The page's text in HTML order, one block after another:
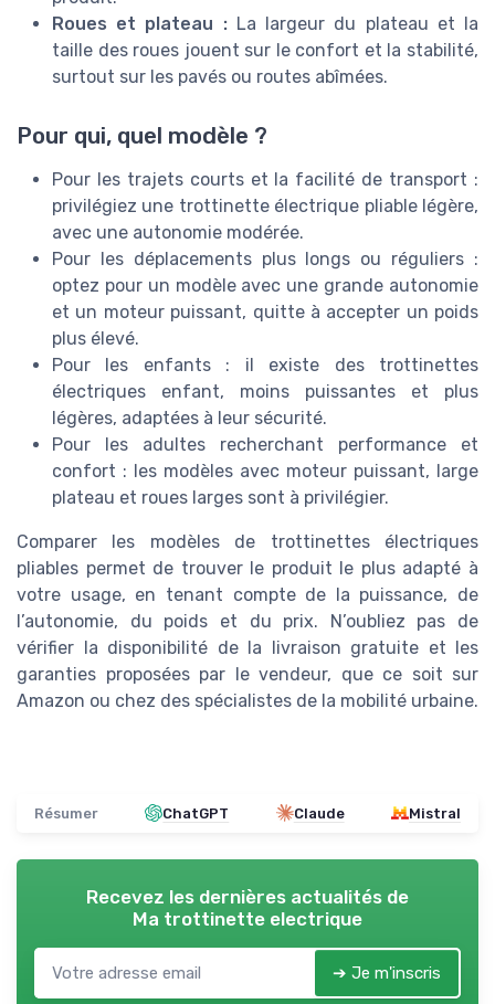
Roues et plateau :La largeur du plateau et la
taille des roues jouent sur le confort et la stabilité,
surtout sur les pavés ou routes abîmées.
Pour qui, quel modèle ?
Pour les trajets courts et la facilité de transport :
privilégiez une trottinette électrique pliable légère,
avec une autonomie modérée.
Pour les déplacements plus longs ou réguliers :
optez pour un modèle avec une grande autonomie
et un moteur puissant, quitte à accepter un poids
plus élevé.
Pour les enfants : il existe des trottinettes
électriques enfant, moins puissantes et plus
légères, adaptées à leur sécurité.
Pour les adultes recherchant performance et
confort : les modèles avec moteur puissant, large
plateau et roues larges sont à privilégier.
Comparer les modèles de trottinettes électriques
pliables permet de trouver le produit le plus adapté à
votre usage, en tenant compte de la puissance, de
l’autonomie, du poids et du prix. N’oubliez pas de
vérifier la disponibilité de la livraison gratuite et les
garanties proposées par le vendeur, que ce soit sur
Amazon ou chez des spécialistes de la mobilité urbaine.
Résumer ChatGPT Claude Mistral
Recevez les dernières actualités de
Ma trottinette electrique
➔ Je m'inscris